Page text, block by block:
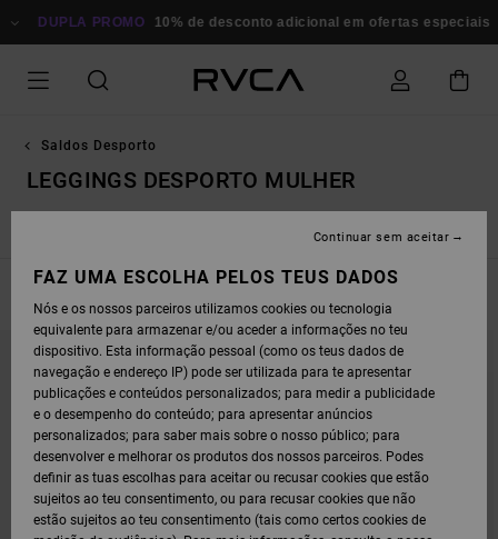
PARA
GRELHA
DUPLA PROMO 10% de desconto adicional em ofertas especiais
Saldos Desporto
LEGGINGS DESPORTO MULHER
Leggings Desporto Mulher Ver Tudo
AVANÇAR
PARA
PROCURAR
CRITÉRIOS
AVANÇAR
PARA
ORDENAR
FAZ UMA ESCOLHA PELOS TEUS DADOS
Nós e os nossos parceiros utilizamos cookies ou tecnologia
equivalente para armazenar e/ou aceder a informações no teu
dispositivo. Esta informação pessoal (como os teus dados de
navegação e endereço IP) pode ser utilizada para te apresentar
publicações e conteúdos personalizados; para medir a publicidade
e o desempenho do conteúdo; para apresentar anúncios
personalizados; para saber mais sobre o nosso público; para
desenvolver e melhorar os produtos dos nossos parceiros. Podes
definir as tuas escolhas para aceitar ou recusar cookies que estão
sujeitos ao teu consentimento, ou para recusar cookies que não
estão sujeitos ao teu consentimento (tais como certos cookies de
Continuar sem aceitar